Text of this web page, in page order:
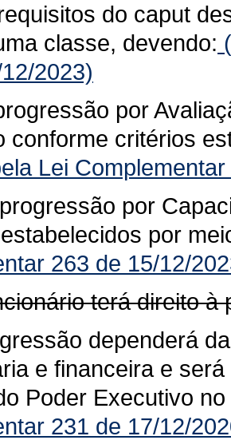
do caput
classe, devendo:
2023)
por
conforme critérios
Lei
por
por
263 de 15/12/
terá direito à
dependerá
e financeira e
Poder Executivo
231 de 17/12/